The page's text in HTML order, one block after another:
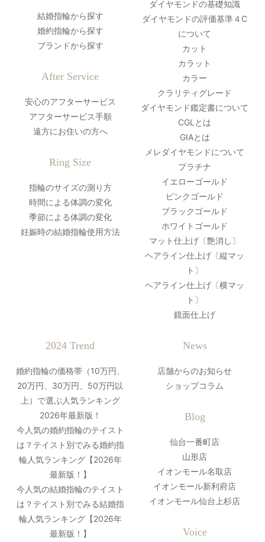
結婚指輪から探す
婚約指輪から探す
ブランドから探す
After Service
安心のアフターサービス
アフターサービス手順
遠方にお住いの方へ
Ring Size
指輪のサイズの測り方
時間による体調の変化
季節による体調の変化
妊娠時の結婚指輪使用方法
ダイヤモンドの基礎知識
ダイヤモンドの評価基準４C
について
カット
カラット
カラー
クラリティグレード
ダイヤモンド鑑定書について
CGLとは
GIAとは
メレダイヤモンドについて
プラチナ
イエローゴールド
ピンクゴールド
ブラックゴールド
ホワイトゴールド
マット仕上げ〔艶消し〕
ヘアライン仕上げ〔縦マッ
ト〕
ヘアライン仕上げ〔横マッ
ト〕
鏡面仕上げ
2024 Trend
婚約指輪の価格帯（10万円、
20万円、30万円、50万円以
上）で選ぶ人気ランキング
2026年最新版！
今人気の婚約指輪のテイスト
は？テイスト別でみる婚約指
輪人気ランキング【2026年
最新版！】
今人気の結婚指輪のテイスト
は？テイスト別でみる結婚指
輪人気ランキング【2026年
最新版！】
News
店舗からのお知らせ
ショップコラム
Blog
仙台一番町店
山形店
イオンモール名取店
イオンモール新利府店
イオンモール仙台上杉店
Voice